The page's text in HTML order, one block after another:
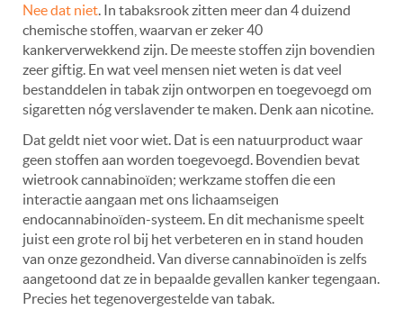
Nee dat niet . In tabaksrook zitten meer dan 4 duizend
chemische stoffen, waarvan er zeker 40
kankerverwekkend zijn. De meeste stoffen zijn bovendien
zeer giftig. En wat veel mensen niet weten is dat veel
bestanddelen in tabak zijn ontworpen en toegevoegd om
sigaretten nóg verslavender te maken. Denk aan nicotine.
Dat geldt niet voor wiet. Dat is een natuurproduct waar
geen stoffen aan worden toegevoegd. Bovendien bevat
wietrook cannabinoïden; werkzame stoffen die een
interactie aangaan met ons lichaamseigen
endocannabinoïden-systeem. En dit mechanisme speelt
juist een grote rol bij het verbeteren en in stand houden
van onze gezondheid. Van diverse cannabinoïden is zelfs
aangetoond dat ze in bepaalde gevallen kanker tegengaan.
Precies het tegenovergestelde van tabak.